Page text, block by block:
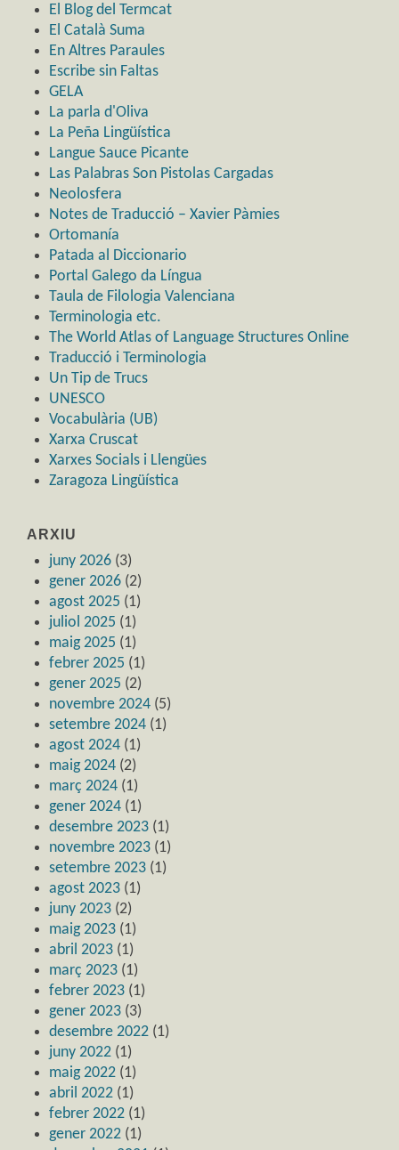
El Blog del Termcat
El Català Suma
En Altres Paraules
Escribe sin Faltas
GELA
La parla d'Oliva
La Peña Lingüística
Langue Sauce Picante
Las Palabras Son Pistolas Cargadas
Neolosfera
Notes de Traducció – Xavier Pàmies
Ortomanía
Patada al Diccionario
Portal Galego da Língua
Taula de Filologia Valenciana
Terminologia etc.
The World Atlas of Language Structures Online
Traducció i Terminologia
Un Tip de Trucs
UNESCO
Vocabulària (UB)
Xarxa Cruscat
Xarxes Socials i Llengües
Zaragoza Lingüística
ARXIU
juny 2026 (3)
gener 2026 (2)
agost 2025 (1)
juliol 2025 (1)
maig 2025 (1)
febrer 2025 (1)
gener 2025 (2)
novembre 2024 (5)
setembre 2024 (1)
agost 2024 (1)
maig 2024 (2)
març 2024 (1)
gener 2024 (1)
desembre 2023 (1)
novembre 2023 (1)
setembre 2023 (1)
agost 2023 (1)
juny 2023 (2)
maig 2023 (1)
abril 2023 (1)
març 2023 (1)
febrer 2023 (1)
gener 2023 (3)
desembre 2022 (1)
juny 2022 (1)
maig 2022 (1)
abril 2022 (1)
febrer 2022 (1)
gener 2022 (1)